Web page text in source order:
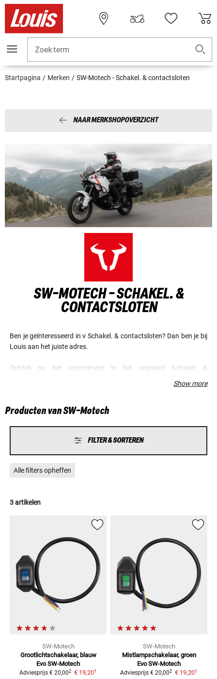
Zoekterm
Startpagina Merken SW-Motech - Schakel. & contactsloten
NAAR MERKSHOPOVERZICHT
SW-MOTECH - SCHAKEL. &
CONTACTSLOTEN
Ben je geïnteresseerd in v Schakel. & contactsloten? Dan ben je bij
Louis aan het juiste adres.
Ontdek nu het assortiment in het segment Schakel. &
Show more
Producten van SW-Motech
FILTER & SORTEREN
Alle filters opheffen
3 artikelen
SW-Motech
Grootlichtschakelaar, blauw
Evo SW-Motech
Adviesprijs € 20,002 € 19,201
SW-Motech
Mistlampschakelaar, groen
Evo SW-Motech
Adviesprijs € 20,002 € 19,201